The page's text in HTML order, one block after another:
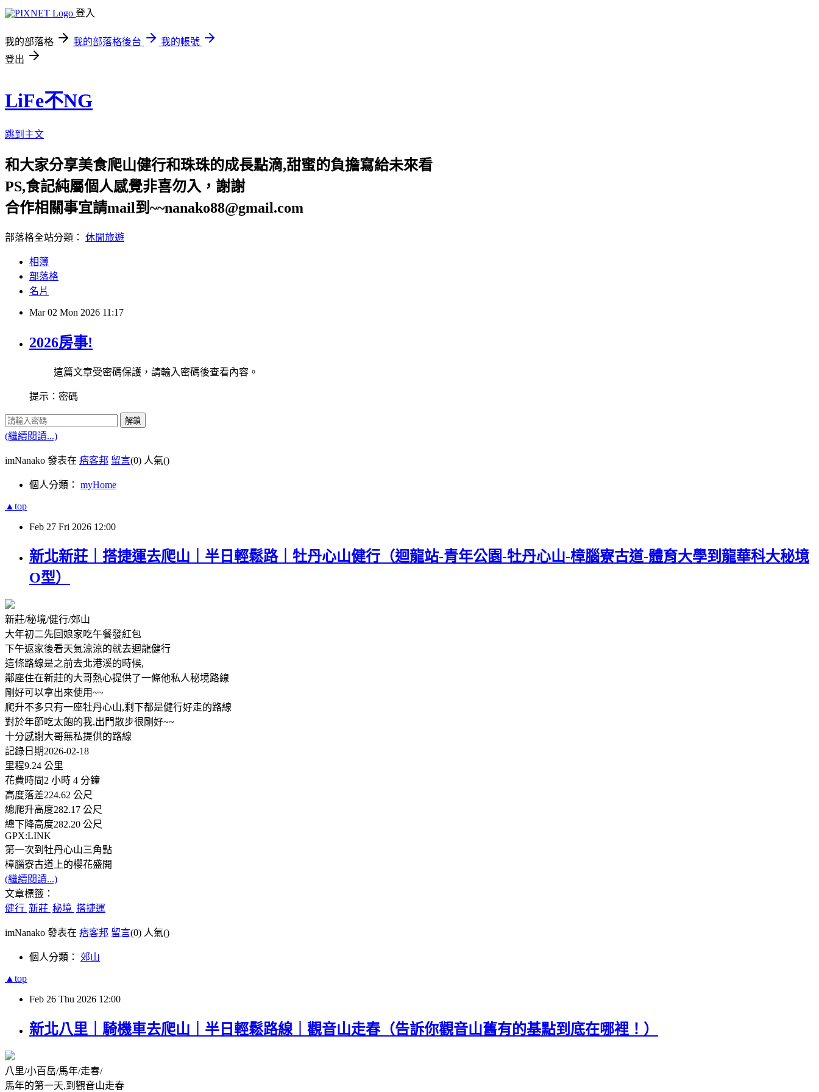
登入
我的部落格 我的部落格後台
我的帳號
登出
LiFe不NG
跳到主文
和大家分享美食爬山健行和珠珠的成長點滴,甜蜜的負擔寫給未來看
PS,食記純屬個人感覺非喜勿入，謝謝
合作相關事宜請mail到~~nanako88@gmail.com
部落格全站分類： 休閒旅遊
相簿
部落格
名片
Mar 02 Mon 2026 11:17
2026房事!
這篇文章受密碼保護，請輸入密碼後查看內容。
提示：密碼
解鎖
(繼續閱讀...)
imNanako 發表在 痞客邦 留言(0) 人氣()
個人分類： myHome
▲top
Feb 27 Fri 2026 12:00
新北新莊｜搭捷運去爬山｜半日輕鬆路｜牡丹心山健行（迴龍站-青年公園-牡丹心山-樟腦寮古道-體育大學到龍華科大秘境
O型）
新莊/秘境/健行/郊山
大年初二先回娘家吃午餐發紅包
下午返家後看天氣涼涼的就去迴龍健行
這條路線是之前去北港溪的時候,
鄰座住在新莊的大哥熱心提供了一條他私人秘境路線
剛好可以拿出來使用~~
爬升不多只有一座牡丹心山,剩下都是健行好走的路線
對於年節吃太飽的我,出門散步很剛好~~
十分感謝大哥無私提供的路線
記錄日期2026-02-18
里程9.24 公里
花費時間2 小時 4 分鐘
高度落差224.62 公尺
總爬升高度282.17 公尺
總下降高度282.20 公尺
GPX:LINK
第一次到牡丹心山三角點
樟腦寮古道上的櫻花盛開
(繼續閱讀...)
文章標籤：
健行 新莊 秘境 搭捷運
imNanako 發表在 痞客邦 留言(0) 人氣()
個人分類： 郊山
▲top
Feb 26 Thu 2026 12:00
新北八里｜騎機車去爬山｜半日輕鬆路線｜觀音山走春（告訴你觀音山舊有的基點到底在哪裡！）
八里/小百岳/馬年/走春/
馬年的第一天,到觀音山走春